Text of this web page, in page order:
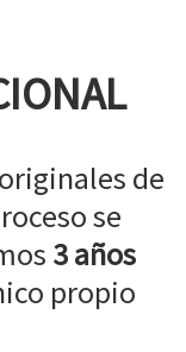
de
se
3 años
propio